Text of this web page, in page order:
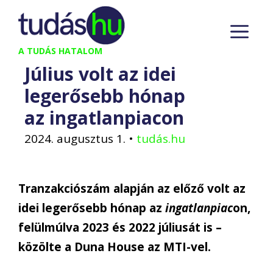
Kilépés
tartalomba
A TUDÁS HATALOM
Július volt az idei
legerősebb hónap
az ingatlanpiacon
2024. augusztus 1. • tudás.hu
Tranzakciószám alapján az előző volt az
idei legerősebb hónap az ingatlanpiacon,
felülmúlva 2023 és 2022 júliusát is –
közölte a Duna House az MTI-vel.